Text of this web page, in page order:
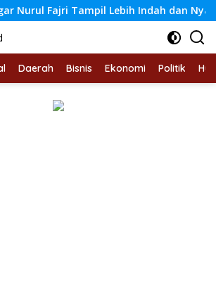
Tampil Lebih Indah dan Nyaman untuk
Daerah Bisnis Ekonomi Politik